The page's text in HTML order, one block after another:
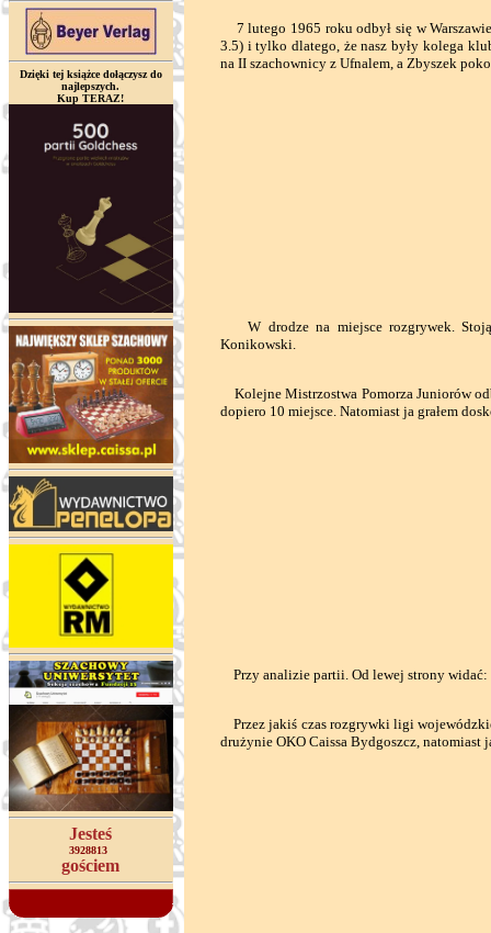
Dzięki tej książce dołączysz do
najlepszych.
Kup TERAZ!
Jesteś
3928813
gościem
7 lutego 1965 roku odbył się w
3.5) i tylko dlatego, że nasz były kolega
na II szachownicy z Ufnalem, a Zbyszek
W drodze na miejsce rozgrywek. Stoją
Konikowski.
Kolejne Mistrzostwa Pomorza Juniorów
dopiero 10 miejsce. Natomiast ja grałem
Przy analizie partii. Od lewej strony
Przez jakiś czas rozgrywki ligi
drużynie OKO Caissa Bydgoszcz, natomiast